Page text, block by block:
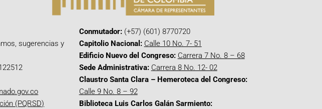
sugerencias y
(PQRSD)
Conmutador:(+57) (601) 8770720
Capitolio Nacional: Calle 10 No. 7- 51
Edificio Nuevo del Congreso: Carrera 7 No. 8 – 68
Sede Administrativa: Carrera 8 No. 12- 02
Claustro Santa Clara – Hemeroteca del Congreso:
Calle 9 No. 8 – 92
Biblioteca Luis Carlos Galán Sarmiento: